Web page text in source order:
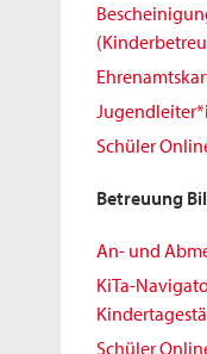
Schüler
Betreuung
An- und
KiTa-
Schüler